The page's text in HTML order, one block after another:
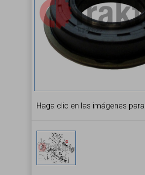
Haga clic en las imágenes